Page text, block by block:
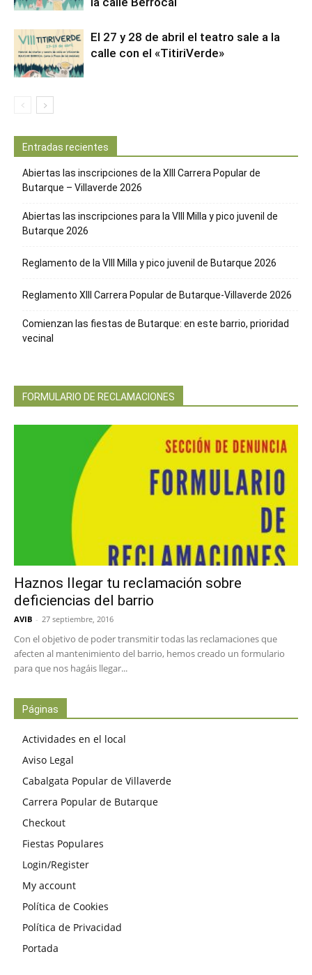
El 27 y 28 de abril el teatro sale a la
calle con el «TitiriVerde»
Entradas recientes
Abiertas las inscripciones de la XIII Carrera Popular de
Butarque – Villaverde 2026
Abiertas las inscripciones para la VIII Milla y pico juvenil de
Butarque 2026
Reglamento de la VIII Milla y pico juvenil de Butarque 2026
Reglamento XIII Carrera Popular de Butarque-Villaverde 2026
Comienzan las fiestas de Butarque: en este barrio, prioridad
vecinal
FORMULARIO DE RECLAMACIONES
Haznos llegar tu reclamación sobre
deficiencias del barrio
AVIB - 27 septiembre, 2016
Con el objetivo de poder transmitir todas las reclamaciones que
afecten al mantenimiento del barrio, hemos creado un formulario
para que nos hagáis llegar...
Páginas
Actividades en el local
Aviso Legal
Cabalgata Popular de Villaverde
Carrera Popular de Butarque
Checkout
Fiestas Populares
Login/Register
My account
Política de Cookies
Política de Privacidad
Portada